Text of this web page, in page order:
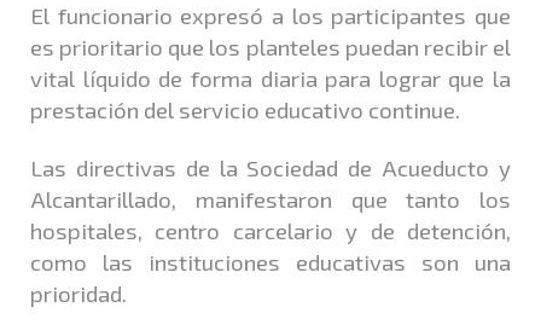
El funcionario expresó a los participantes que
es prioritario que los planteles puedan recibir el
vital líquido de forma diaria para lograr que la
prestación del servicio educativo continue.
Las directivas de la Sociedad de Acueducto y
Alcantarillado, manifestaron que tanto los
hospitales, centro carcelario y de detención,
como las instituciones educativas son una
prioridad.